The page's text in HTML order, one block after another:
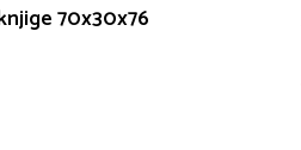
70x30x76